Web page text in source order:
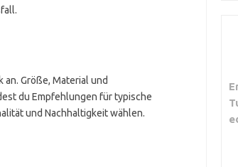
Größe, Material und
du Empfehlungen für typische
und Nachhaltigkeit wählen.